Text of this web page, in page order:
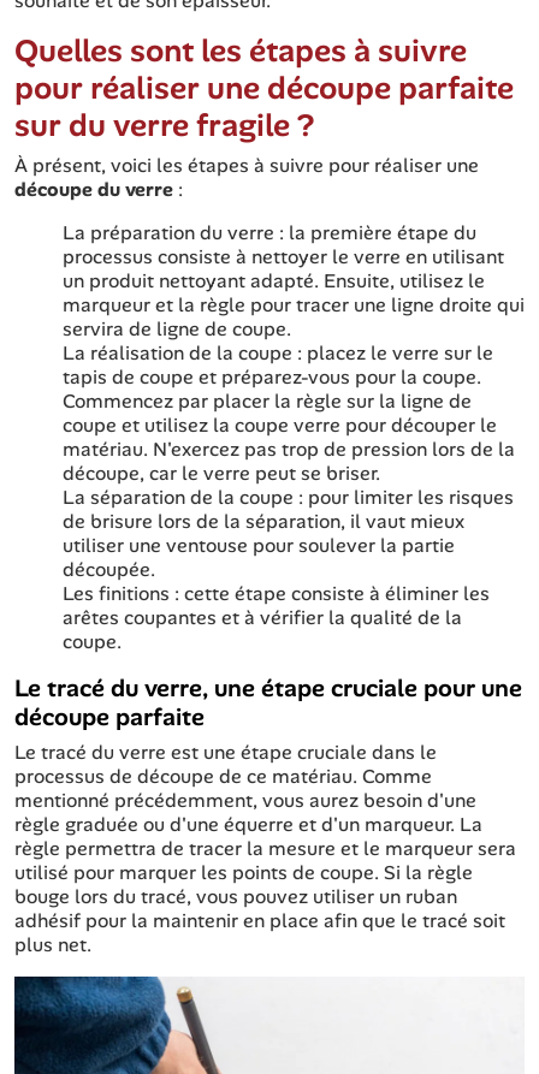
Quelles sont les étapes à suivre
pour réaliser une découpe parfaite
sur du verre fragile ?
À présent, voici les étapes à suivre pour réaliser une
découpe du verre :
La préparation du verre : la première étape du
processus consiste à nettoyer le verre en utilisant
un produit nettoyant adapté. Ensuite, utilisez le
marqueur et la règle pour tracer une ligne droite qui
servira de ligne de coupe.
La réalisation de la coupe : placez le verre sur le
tapis de coupe et préparez-vous pour la coupe.
Commencez par placer la règle sur la ligne de
coupe et utilisez la coupe verre pour découper le
matériau. N'exercez pas trop de pression lors de la
découpe, car le verre peut se briser.
La séparation de la coupe : pour limiter les risques
de brisure lors de la séparation, il vaut mieux
utiliser une ventouse pour soulever la partie
découpée.
Les finitions : cette étape consiste à éliminer les
arêtes coupantes et à vérifier la qualité de la
coupe.
Le tracé du verre, une étape cruciale pour une
découpe parfaite
Le tracé du verre est une étape cruciale dans le
processus de découpe de ce matériau. Comme
mentionné précédemment, vous aurez besoin d'une
règle graduée ou d'une équerre et d'un marqueur. La
règle permettra de tracer la mesure et le marqueur sera
utilisé pour marquer les points de coupe. Si la règle
bouge lors du tracé, vous pouvez utiliser un ruban
adhésif pour la maintenir en place afin que le tracé soit
plus net.